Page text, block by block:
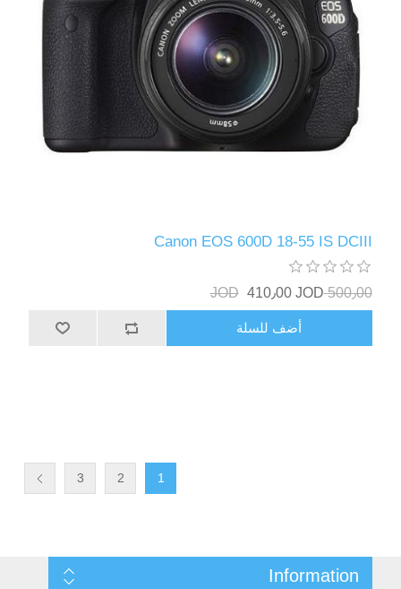
Canon EOS 600D 18-55 IS DCIII
500٫00 JOD 410٫00 JOD
أضف للسلة
1
2
3
Information